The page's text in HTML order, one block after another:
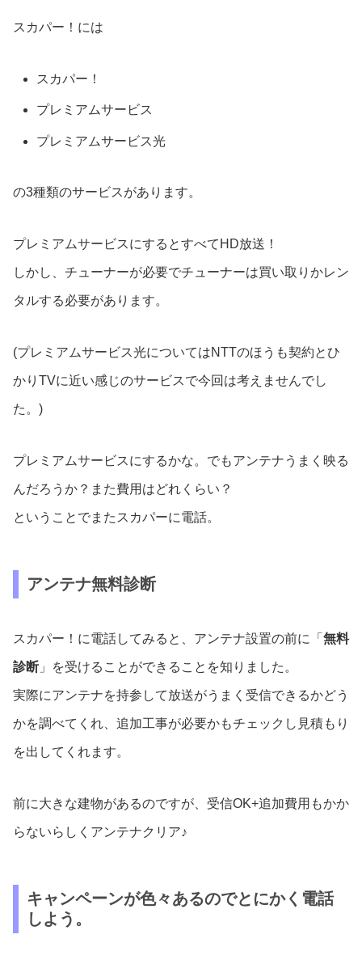
スカパー！には
スカパー！
プレミアムサービス
プレミアムサービス光
の3種類のサービスがあります。
プレミアムサービスにするとすべてHD放送！
しかし、チューナーが必要でチューナーは買い取りかレン
タルする必要があります。
(プレミアムサービス光についてはNTTのほうも契約とひ
かりTVに近い感じのサービスで今回は考えませんでし
た。)
プレミアムサービスにするかな。でもアンテナうまく映る
んだろうか？また費用はどれくらい？
ということでまたスカパーに電話。
アンテナ無料診断
スカパー！に電話してみると、アンテナ設置の前に「 無料
診断 」を受けることができることを知りました。
実際にアンテナを持参して放送がうまく受信できるかどう
かを調べてくれ、追加工事が必要かもチェックし見積もり
を出してくれます。
前に大きな建物があるのですが、受信OK+追加費用もかか
らないらしくアンテナクリア♪
キャンペーンが色々あるのでとにかく電話
しよう。